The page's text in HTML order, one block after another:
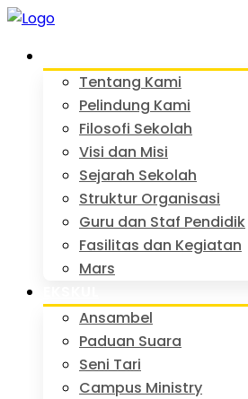
Tentang Kami
Pelindung Kami
Filosofi Sekolah
Visi dan Misi
Sejarah Sekolah
Struktur Organisasi
Guru dan Staf Pendidik
Fasilitas dan Kegiatan
Mars
Ansambel
Paduan Suara
Seni Tari
Campus Ministry